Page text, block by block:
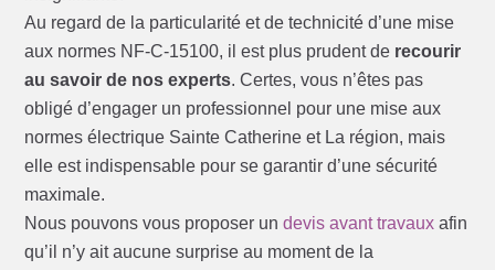
Au regard de la particularité et de technicité d’une mise
aux normes NF-C-15100, il est plus prudent de recourir
au savoir de nos experts. Certes, vous n’êtes pas
obligé d’engager un professionnel pour une mise aux
normes électrique Sainte Catherine et La région, mais
elle est indispensable pour se garantir d’une sécurité
maximale.
Nous pouvons vous proposer undevis avant travaux afin
qu’il n’y ait aucune surprise au moment de la